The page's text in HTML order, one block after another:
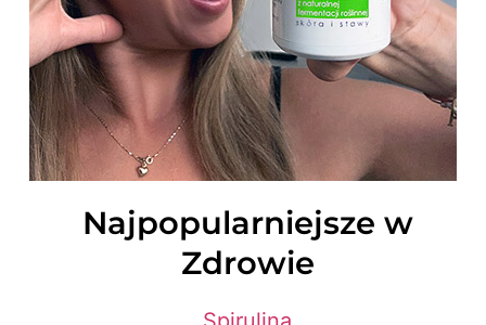
Najpopularniejsze w
Zdrowie